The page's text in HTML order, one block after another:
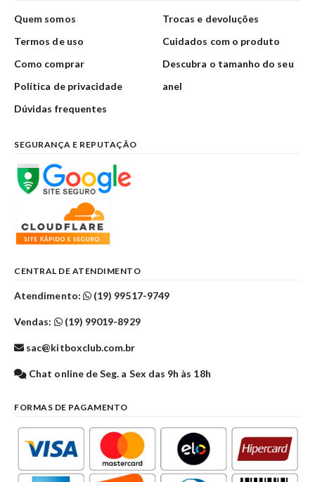
Quem somos
Termos de uso
Como comprar
Política de privacidade
Dúvidas frequentes
Trocas e devoluções
Cuidados com o produto
Descubra o tamanho do seu
anel
SEGURANÇA E REPUTAÇÃO
CENTRAL DE ATENDIMENTO
Atendimento: (19) 99517-9749
Vendas: (19) 99019-8929
sac@kitboxclub.com.br
Chat online de Seg. a Sex das 9h às 18h
FORMAS DE PAGAMENTO